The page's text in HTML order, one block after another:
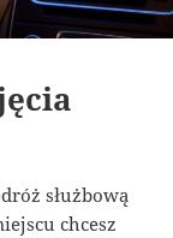
służbową
chcesz